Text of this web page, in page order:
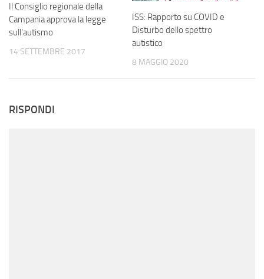
Il Consiglio regionale della
Campania approva la legge
sull’autismo
14 SETTEMBRE 2017
ISS: Rapporto su COVID e
Disturbo dello spettro
autistico
8 MAGGIO 2020
RISPONDI